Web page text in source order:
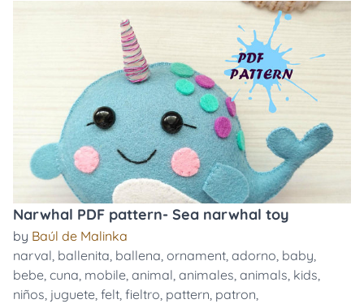
Narwhal PDF pattern- Sea narwhal toy
by Baúl de Malinka
narval, ballenita, ballena, ornament, adorno, baby,
bebe, cuna, mobile, animal, animales, animals, kids,
niños, juguete, felt, fieltro, pattern, patron,